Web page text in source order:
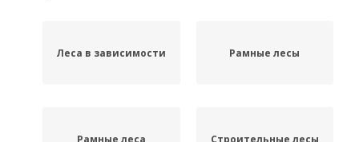
Леса в зависимости Рамные лесы
Рамные леса Строительные лесы